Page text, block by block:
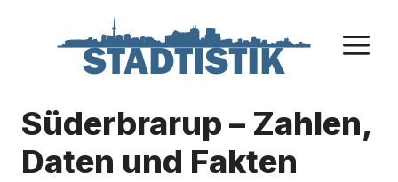
Süderbrarup – Zahlen,
Daten und Fakten